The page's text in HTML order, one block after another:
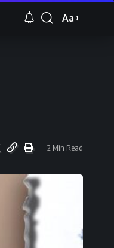
Font
Aa
2 Min Read